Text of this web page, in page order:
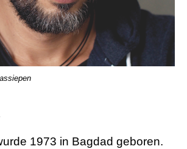
1973 in Bagdad geboren.